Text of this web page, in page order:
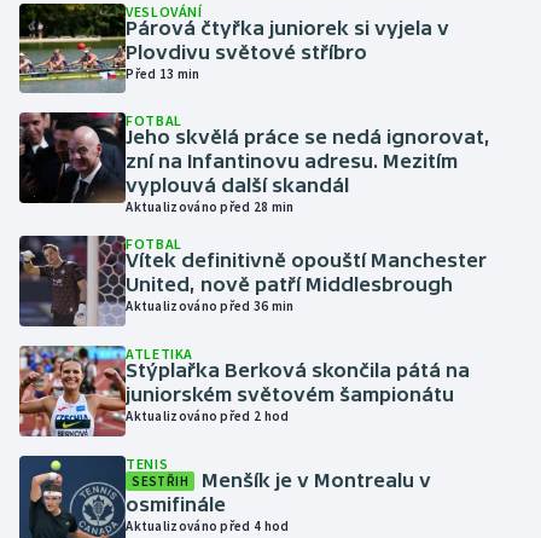
Jezdectví
Judo
Krasobruslení
Lyže a snowboard
Moderní pětiboj
Motorsport
Parasport
VESLOVÁNÍ
Párová čtyřka juniorek si vyjela v
Plovdivu světové stříbro
Před 13 min
FOTBAL
Jeho skvělá práce se nedá ignorovat,
zní na Infantinovu adresu. Mezitím
vyplouvá další skandál
Aktualizováno před 28 min
FOTBAL
Vítek definitivně opouští Manchester
United, nově patří Middlesbrough
Aktualizováno před 36 min
ATLETIKA
Stýplařka Berková skončila pátá na
juniorském světovém šampionátu
Aktualizováno před 2 hod
TENIS
SESTŘIH
Menšík je v Montrealu v
osmifinále
Aktualizováno před 4 hod